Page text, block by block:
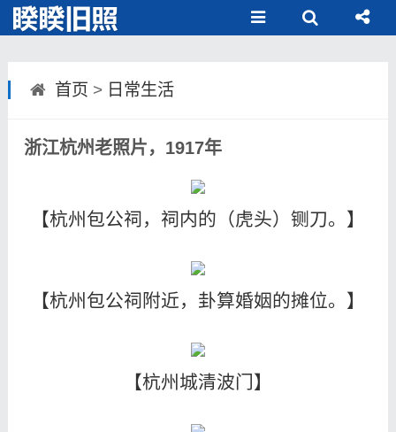
首页 > 日常生活
浙江杭州老照片，1917年
【杭州包公祠，祠内的（虎头）铡刀。】
【杭州包公祠附近，卦算婚姻的摊位。】
【杭州城清波门】